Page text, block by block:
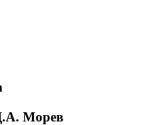
Морев